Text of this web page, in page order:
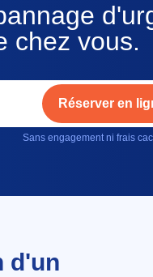
chez vous.
Réserver en
Sans engagement ni frais
d'un